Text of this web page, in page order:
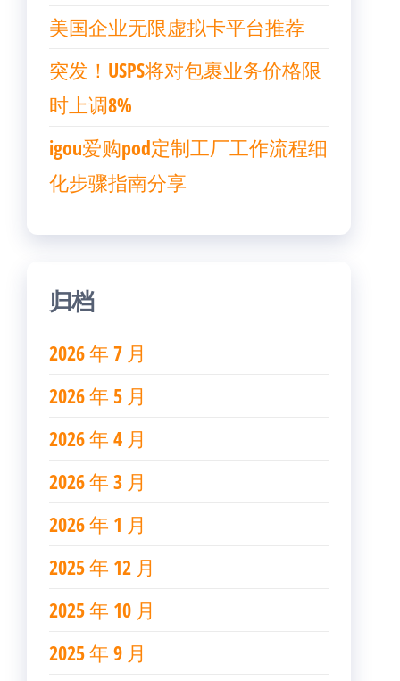
美国企业无限虚拟卡平台推荐
突发！USPS将对包裹业务价格限
时上调8%
igou爱购pod定制工厂工作流程细
化步骤指南分享
归档
2026 年 7 月
2026 年 5 月
2026 年 4 月
2026 年 3 月
2026 年 1 月
2025 年 12 月
2025 年 10 月
2025 年 9 月